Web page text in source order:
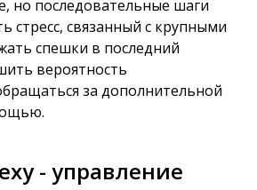
но последовательные шаги
стресс, связанный с крупными
спешки в последний
вероятность
за дополнительной
- управление